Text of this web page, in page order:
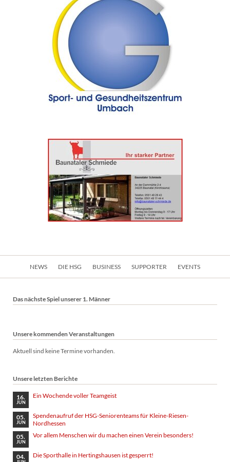
NEWS DIE HSG BUSINESS SUPPORTER EVENTS
Das nächste Spiel unserer 1. Männer
Unsere kommenden Veranstaltungen
Aktuell sind keine Termine vorhanden.
Unsere letzten Berichte
16.
JUN
Ein Wochende voller Teamgeist
05.
JUN
Spendenaufruf der HSG-Seniorenteams für Kleine-Riesen-
Nordhessen
05.
JUN
Vor allem Menschen wir du machen einen Verein besonders!
04. Die Sporthalle in Hertingshausen ist gesperrt!